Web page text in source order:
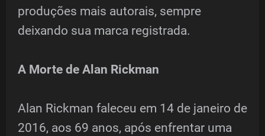
produções mais autorais, sempre
deixando sua marca registrada.
A Morte de Alan Rickman
Alan Rickman faleceu em 14 de janeiro de
2016, aos 69 anos, após enfrentar uma